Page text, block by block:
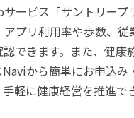
ービス「サントリープ
プリ利用率や歩数、従
できます。また、健康
Naviから簡単にお申込み
軽に健康経営を推進で